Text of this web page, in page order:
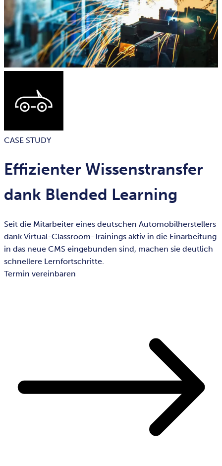
CASE STUDY
Effizienter Wissenstransfer
dank Blended Learning
Seit die Mitarbeiter eines deutschen Automobilherstellers
dank Virtual-Classroom-Trainings aktiv in die Einarbeitung
in das neue CMS eingebunden sind, machen sie deutlich
schnellere Lernfortschritte.
Termin vereinbaren